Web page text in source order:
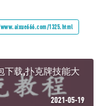
1325.html
下载,扑克牌技能大
2021-05-19